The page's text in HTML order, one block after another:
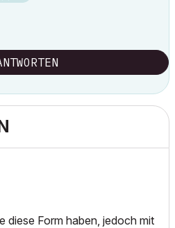
diese Form haben, jedoch mit